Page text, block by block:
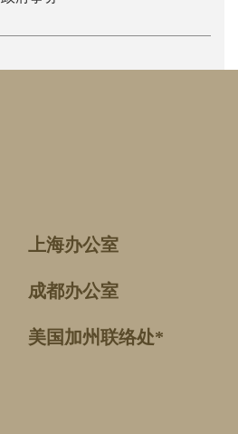
上海办公室
成都办公室
美国加州联络处*